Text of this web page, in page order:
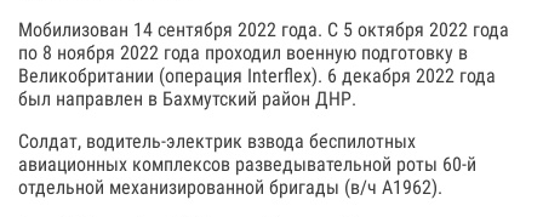
Мобилизован 14 сентября 2022 года. С 5 октября 2022 года
по 8 ноября 2022 года проходил военную подготовку в
Великобритании (операция Interflex). 6 декабря 2022 года
был направлен в Бахмутский район ДНР.
Солдат, водитель-электрик взвода беспилотных
авиационных комплексов разведывательной роты 60-й
отдельной механизированной бригады (в/ч А1962).